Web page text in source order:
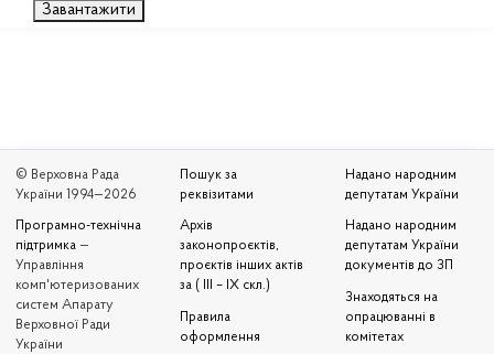
Завантажити
© Верховна Рада
України 1994—2026
Програмно-технічна
підтримка —
Управління
комп'ютеризованих
систем Апарату
Верховної Ради
України
Пошук за
реквізитами
Архів
законопроєктів,
проєктів інших актів
за ( III – IX скл.)
Правила
оформлення
Надано народним
депутатам України
Надано народним
депутатам України
документів до ЗП
Знаходяться на
опрацюванні в
комітетах